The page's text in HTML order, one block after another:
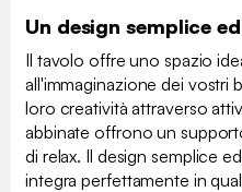
Un design semplice
Il tavolo offre uno spazio
all'immaginazione dei vostri
loro creatività attraverso
abbinate offrono un
di relax. Il design semplice
integra perfettamente in